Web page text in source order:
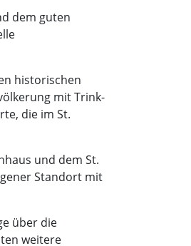
dem guten
historischen
mit Trink-
die im St.
und dem St.
Standort mit
über die
weitere